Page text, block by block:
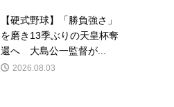
【硬式野球】「勝負強さ」
を磨き13季ぶりの天皇杯奪
還へ 大島公一監督が...
2026.08.03